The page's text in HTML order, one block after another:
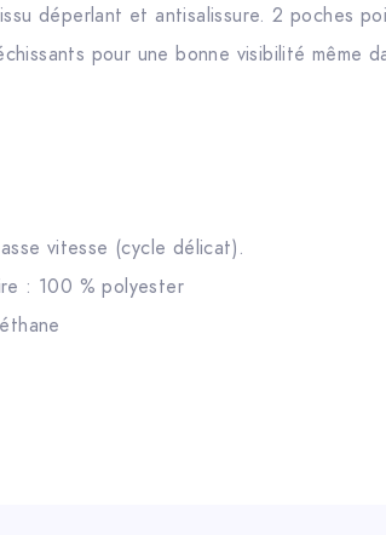
déperlant et antisalissure. 2 poches
pour une bonne visibilité même
vitesse (cycle délicat).
: 100 % polyester